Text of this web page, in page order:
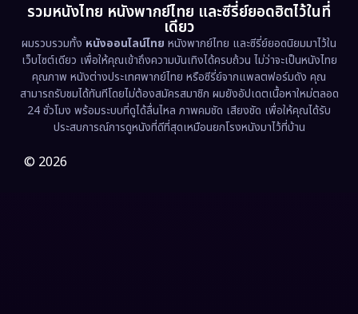
Family ครอบครัว (369)
Fantasy จินตนาการ (331)
Fiction (9)
Film (57)
Gothic
รวมหนังไทย หนังพากย์ไทย และซีรี่ย์ยอดฮิตไว้ในที่
เดียว
ผมรวบรวมทั้ง หนังออนไลน์ไทย หนังพากย์ไทย และซีรี่ย์ยอดนิยมมาไว้ใน
เว็บไซต์เดียว เพื่อให้คุณเข้าถึงความบันเทิงได้ครบถ้วน ไม่ว่าจะเป็นหนังไทย
คุณภาพ หนังต่างประเทศพากย์ไทย หรือซีรี่ย์จากแพลตฟอร์มดัง คุณ
สามารถรับชมได้ทันทีโดยไม่ต้องสมัครสมาชิก ผมยังอัปเดตเนื้อหาใหม่ตลอด
24 ชั่วโมง พร้อมระบบที่ดูได้ลื่นไหล ภาพคมชัด เสียงชัด เพื่อให้คุณได้รับ
ประสบการณ์การดูหนังที่ดีที่สุดเหมือนยกโรงหนังมาไว้ที่บ้าน
© 2026